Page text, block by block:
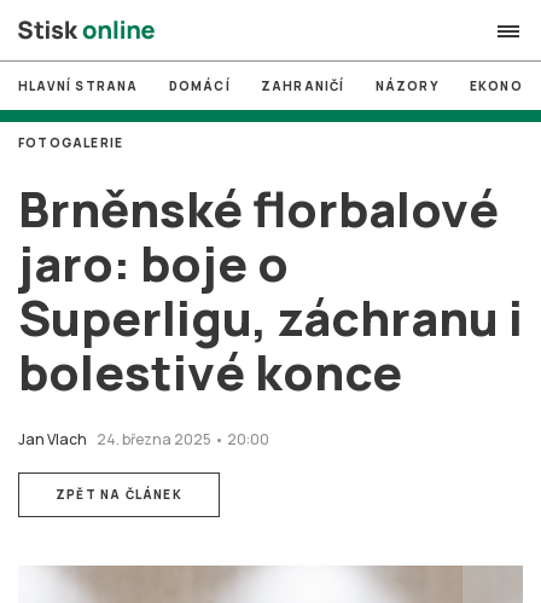
search
# MUNI
# Brno
# volby
login PŘIHLÁSIT SE
Zapomněli jste heslo?
HLAVNÍ STRANA DOMÁCÍ ZAHRANIČÍ NÁZORY
Brněnské florbalové
jaro: boje o
Superligu, záchranu i
bolestivé konce
Jan Vlach 24. března 2025 • 20:00
FOTOGALERIE
ZPĚT NA ČLÁNEK